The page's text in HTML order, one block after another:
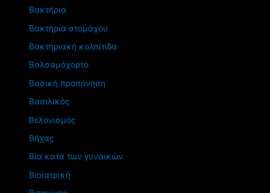
Βακτήρια
Βακτήρια στομάχου
Βακτηριακή κολπίτιδα
Βαλσαμόχορτο
Βασική προπόνηση
Βασιλικός
Βελονισμός
Βήχας
Βία κατά των γυναικών
Βιοϊατρική